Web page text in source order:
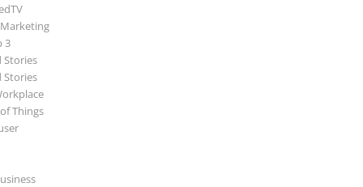
3
Stories
Stories
Things